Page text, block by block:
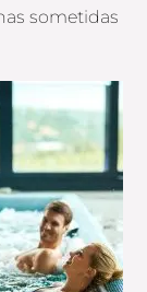
sometidas